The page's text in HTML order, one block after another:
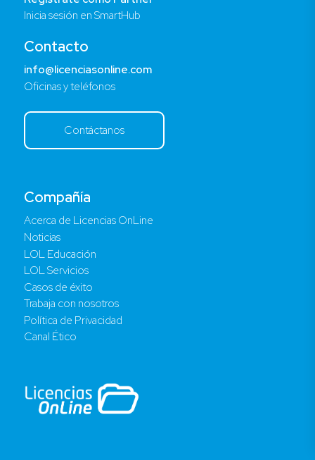
Compañía
Acerca de Licencias OnLine
Noticias
LOL Educación
LOL Servicios
Casos de éxito
Trabaja con nosotros
Política de Privacidad
Canal Ético
Inicia sesión en SmartHub
Contacto
info@licenciasonline.com
Oficinas y teléfonos
Contáctanos